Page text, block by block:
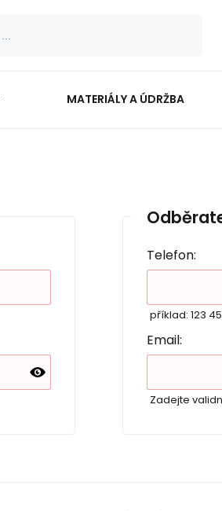
MATERIÁLY A ÚDRŽBA
Telefon:
příklad: 123
Email:
Zadejte